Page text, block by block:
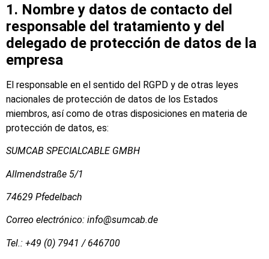
1. Nombre y datos de contacto del
responsable del tratamiento y del
delegado de protección de datos de la
empresa
El responsable en el sentido del RGPD y de otras leyes
nacionales de protección de datos de los Estados
miembros, así como de otras disposiciones en materia de
protección de datos, es:
SUMCAB SPECIALCABLE GMBH
Allmendstraße 5/1
74629 Pfedelbach
Correo electrónico: info@sumcab.de
Tel.: +49 (0) 7941 / 646700